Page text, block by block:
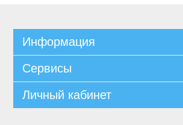
Информация
Сервисы
Личный кабинет